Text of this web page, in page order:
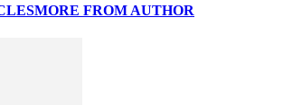
MORE FROM AUTHOR